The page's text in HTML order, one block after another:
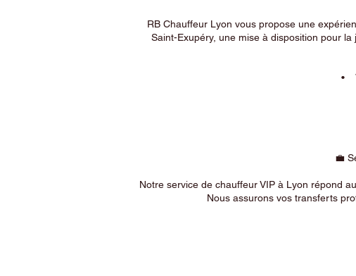
RB Chauffeur Lyon vous propose une
Saint-Exupéry, une mise à disposition pour
•
💼
Notre service de chauffeur VIP à Lyon répond
Nous assurons vos transferts